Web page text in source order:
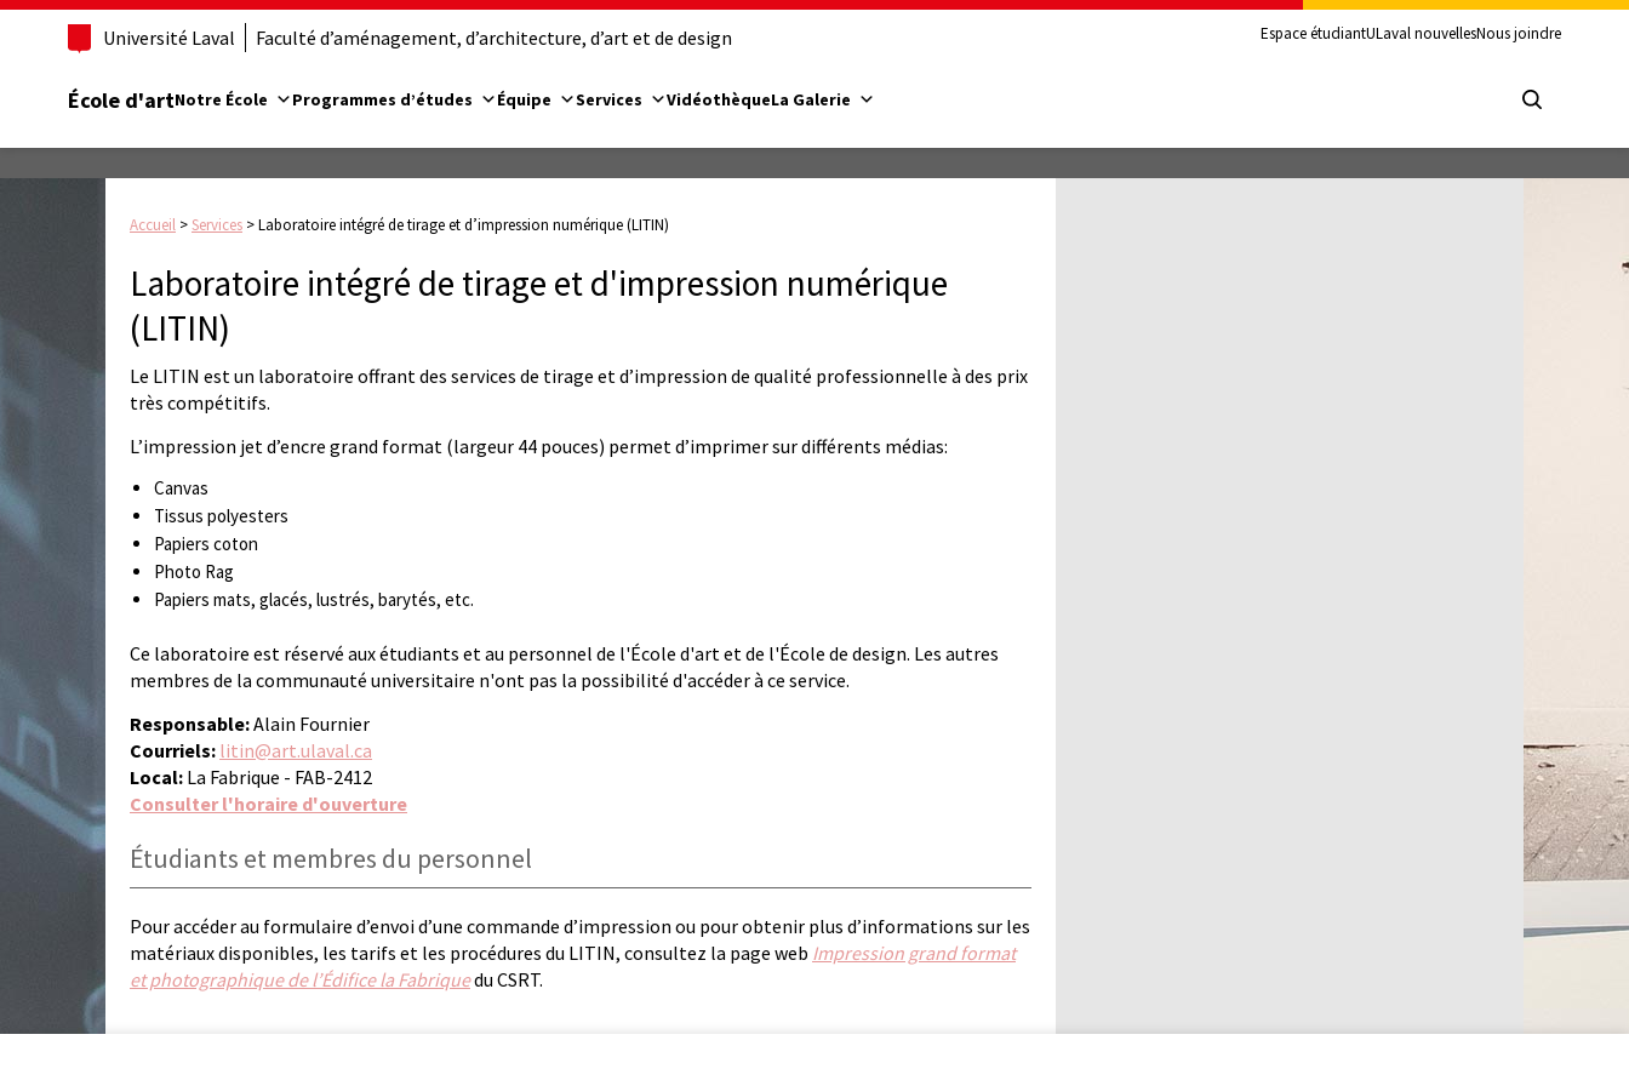
Université Laval Faculté d’aménagement, d’architecture, d’art et de design Espace étudiantULaval nouvellesNous joindre
École d'artNotre École Programmes d’études Équipe Services VidéothèqueLa Galerie
Accueil >Services >Laboratoire intégré de tirage et d’impression numérique (LITIN)
Laboratoire intégré de tirage et d'impression numérique
(LITIN)
Le LITIN est un laboratoire offrant des services de tirage et d’impression de qualité professionnelle à des prix
très compétitifs.
L’impression jet d’encre grand format (largeur 44 pouces) permet d’imprimer sur différents médias:
Canvas
Tissus polyesters
Papiers coton
Photo Rag
Papiers mats, glacés, lustrés, barytés, etc.
Ce laboratoire est réservé aux étudiants et au personnel de l'École d'art et de l'École de design. Les autres
membres de la communauté universitaire n'ont pas la possibilité d'accéder à ce service.
Responsable:Alain Fournier
Courriels: litin@art.ulaval.ca
Local: La Fabrique - FAB-2412
Consulter l'horaire d'ouverture
Étudiants et membres du personnel
Pour accéder au formulaire d’envoi d’une commande d’impression ou pour obtenir plus d’informations sur les
matériaux disponibles, les tarifs et les procédures du LITIN, consultez la page web Impression grand format
et photographique de l’Édifice la Fabriquedu CSRT.